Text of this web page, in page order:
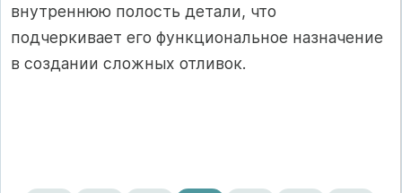
внутреннюю полость детали, что
подчеркивает его функциональное назначение
в создании сложных отливок.